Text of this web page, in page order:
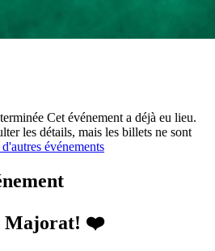
Cet événement a déjà eu lieu.
les détails, mais les billets ne sont
événements
Majorat! ❤️